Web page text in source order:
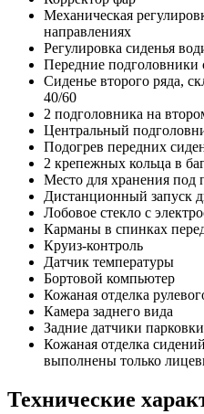
Механическая
направлениях
Регулировка сиденья
Передние подголовники
Сиденье второго ряда,
40/60
2 подголовника на
Центральный
Подогрев передних
2 крепежных кольца в
Место для хранения под
Дистанционный запуск
Лобовое стекло с
Карманы в спинках
Круиз-контроль
Датчик температуры
Бортовой компьютер
Кожаная отделка
Камера заднего вида
Задние датчики парковки
Кожаная отделка
выполнены только
Технические